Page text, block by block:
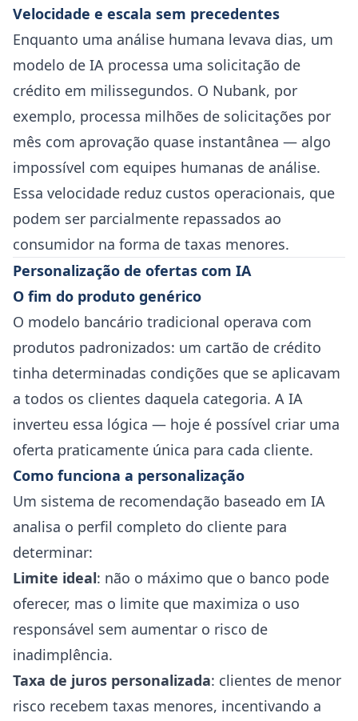
Velocidade e escala sem precedentes
Enquanto uma análise humana levava dias, um
modelo de IA processa uma solicitação de
crédito em milissegundos. O Nubank, por
exemplo, processa milhões de solicitações por
mês com aprovação quase instantânea — algo
impossível com equipes humanas de análise.
Essa velocidade reduz custos operacionais, que
podem ser parcialmente repassados ao
consumidor na forma de taxas menores.
Personalização de ofertas com IA
O fim do produto genérico
O modelo bancário tradicional operava com
produtos padronizados: um cartão de crédito
tinha determinadas condições que se aplicavam
a todos os clientes daquela categoria. A IA
inverteu essa lógica — hoje é possível criar uma
oferta praticamente única para cada cliente.
Como funciona a personalização
Um sistema de recomendação baseado em IA
analisa o perfil completo do cliente para
determinar:
Limite ideal: não o máximo que o banco pode
oferecer, mas o limite que maximiza o uso
responsável sem aumentar o risco de
inadimplência.
Taxa de juros personalizada: clientes de menor
risco recebem taxas menores, incentivando a